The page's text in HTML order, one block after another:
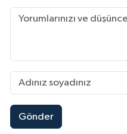
Gönder
Konya Müftülüğü
Kütahya Müftülüğü
Malatya Müftülüğü